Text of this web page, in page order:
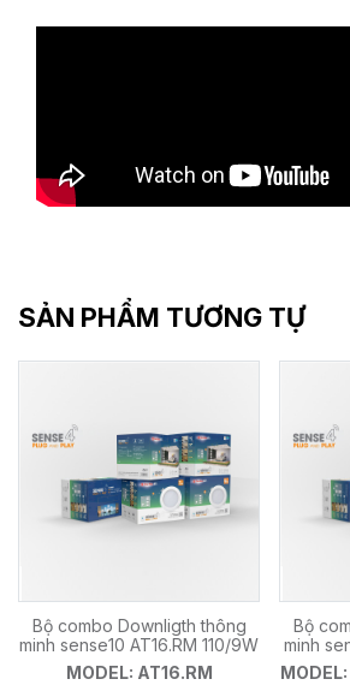
SẢN PHẨM TƯƠNG TỰ
Bộ combo Downligth thông
minh sense10 AT16.RM 110/9W
MODEL: AT16.RM
Bộ
minh